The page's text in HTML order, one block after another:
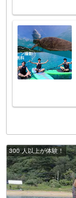
300 人以上が体験！